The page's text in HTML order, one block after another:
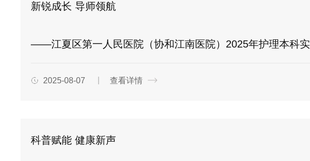
新锐成长 导师领航
——江夏区第一人民医院（协和江南医院）2025年护理本科实习生导师制开班仪式成功举办
2025-08-07 查看详情
科普赋能 健康新声